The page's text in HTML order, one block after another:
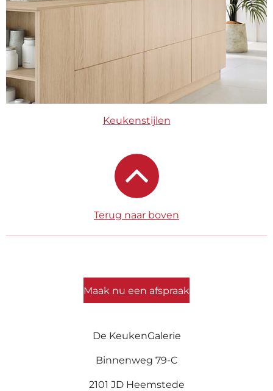
Keukenstijlen
Terug naar boven
Maak nu een afspraak
De KeukenGalerie
Binnenweg 79-C
2101 JD Heemstede